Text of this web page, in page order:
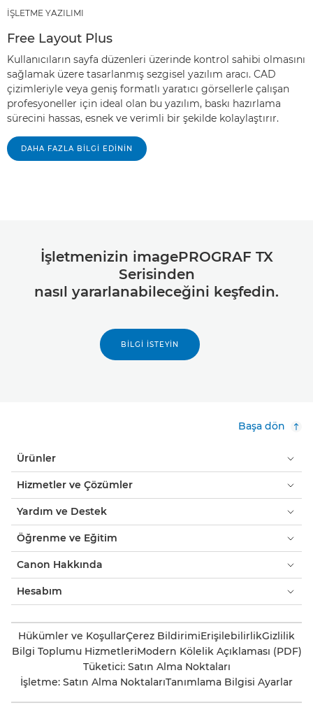
İŞLETME YAZILIMI
Free Layout Plus
Kullanıcıların sayfa düzenleri üzerinde kontrol sahibi olmasını
sağlamak üzere tasarlanmış sezgisel yazılım aracı. CAD
çizimleriyle veya geniş formatlı yaratıcı görsellerle çalışan
profesyoneller için ideal olan bu yazılım, baskı hazırlama
sürecini hassas, esnek ve verimli bir şekilde kolaylaştırır.
DAHA FAZLA BİLGİ EDİNİN
İşletmenizin imagePROGRAF TX
Serisinden
nasıl yararlanabileceğini keşfedin.
BILGI İSTEYIN
Başa dön
Ürünler
Hizmetler ve Çözümler
Yardım ve Destek
Öğrenme ve Eğitim
Canon Hakkında
Hesabım
Hükümler ve KoşullarÇerez BildirimiErişilebilirlikGizlilik
Bilgi Toplumu HizmetleriModern Kölelik Açıklaması (PDF)
Tüketici: Satın Alma Noktaları
İşletme: Satın Alma NoktalarıTanımlama Bilgisi Ayarlar